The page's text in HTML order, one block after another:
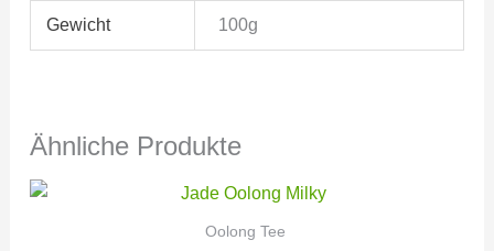
Gewicht 100g
Ähnliche Produkte
Oolong Tee